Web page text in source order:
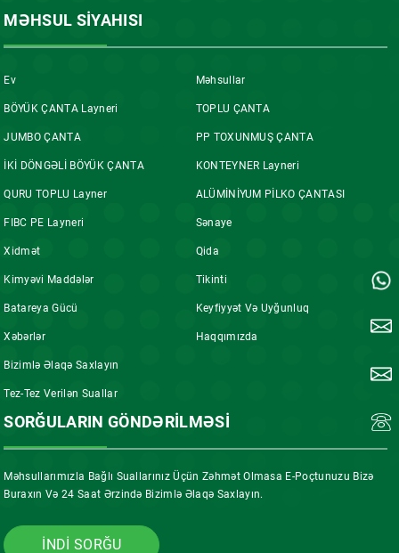
MƏHSUL SIYAHISI
Ev Məhsullar
BÖYÜK ÇANTA Layneri TOPLU ÇANTA
JUMBO ÇANTA PP TOXUNMUŞ ÇANTA
İKİ DÖNGƏLİ BÖYÜK ÇANTA KONTEYNER Layneri
QURU TOPLU Layner ALÜMİNİYUM PİLKO ÇANTASI
FIBC PE Layneri Sənaye
Xidmət Qida
Kimyəvi Maddələr Tikinti
Batareya Gücü Keyfiyyət Və Uyğunluq
Xəbərlər Haqqımızda
Bizimlə Əlaqə Saxlayın
Tez-Tez Verilən Suallar
SORĞULARIN GÖNDƏRILMƏSI
Məhsullarımızla Bağlı Suallarınız Üçün Zəhmət Olmasa E-Poçtunuzu Bizə
Buraxın Və 24 Saat Ərzində Bizimlə Əlaqə Saxlayın.
INDI SORĞU